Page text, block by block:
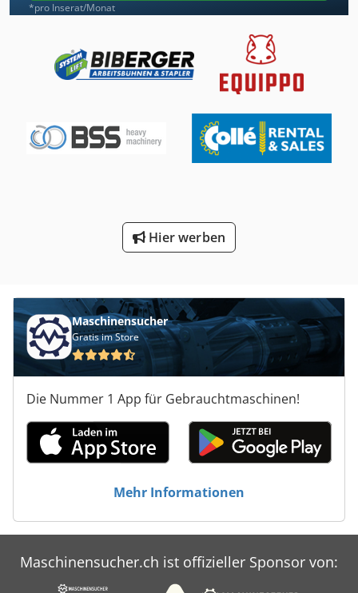
*pro Inserat/Monat
Hier werben
Maschinensucher
Gratis im Store
Die Nummer 1 App für Gebrauchtmaschinen!
Mehr Informationen
Maschinensucher.ch ist offizieller Sponsor von: